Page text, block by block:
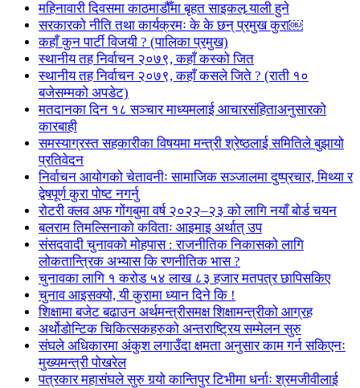
महिनावारी दिवसमा काठमाडौँमा बृहत साइकल र्‍याली हुने
सरकारको नीति तथा कार्यक्रमः के के छन् प्रमुख कुरा￼
कहाँ कुन पार्टी विजयी ? (पालिका प्रमुख)
स्थानीय तह निर्वाचन २०७९, कहाँ कस्को जित
स्थानीय तह निर्वाचन २०७९, कहाँ कसले जिते ? (राती १०
बजेसम्मको अपडेट)
मतदानका दिन १८ सञ्चार माध्यमलाई आचारसंहिताअनुसारको
कारबाही
समस्याग्रस्त सहकारीका विषयमा मन्त्री श्रेष्ठलाई समितिले बुझायो
प्रतिवेदन
निर्वाचन आयोगको चेतावनीः सामाजिक सञ्जालमा दुष्प्रचार, मिथ्या र
द्वेषपूर्ण कुरा पोष्ट नगर्नु
रोटरी क्लव अफ गोंगबुमा वर्ष २०२२–२३ को लागि नयाँ बोर्ड चयन
बलराम तिमल्सिनाको कविताः आइमाइ अर्थात् उप
संसदवादी चुनावको मोहपास : राजनीतिक निकासको लागि
लोकतान्त्रिक अभ्यास कि रणनीतिक भास ?
चुनावका लागि १ करोड ५४ लाख ८३ हजार मतपत्र छापिसकिए
चुनाव आइसक्यो, यी कुरामा ध्यान दिने कि !
शिक्षामा बजेट बढाउन अर्थमन्त्रीसमक्ष शिक्षामन्त्रीको आग्रह
अर्थोडोन्टिक चिकित्सकहरुको अन्तराष्ट्रिय सम्मेलन सुरु
संघले अधिकारमा अंकुश लगाउँदा क्षमता अनुसार काम गर्न सकिएनः
मुख्यमन्त्री पोखरेल
पत्रकार महासंघले सुरु गर्‍यो कान्तिपुर टिभीमा धर्नाः श्रमजीवीलाई